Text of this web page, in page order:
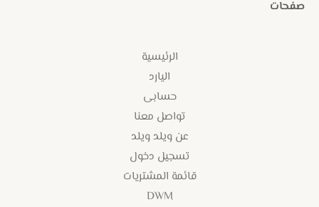
صفحات
الرئيسية
اليارد
حسابى
تواصل معنا
عن ويلد ويلد
تسجيل دخول
قائمة المشتريات
DWM